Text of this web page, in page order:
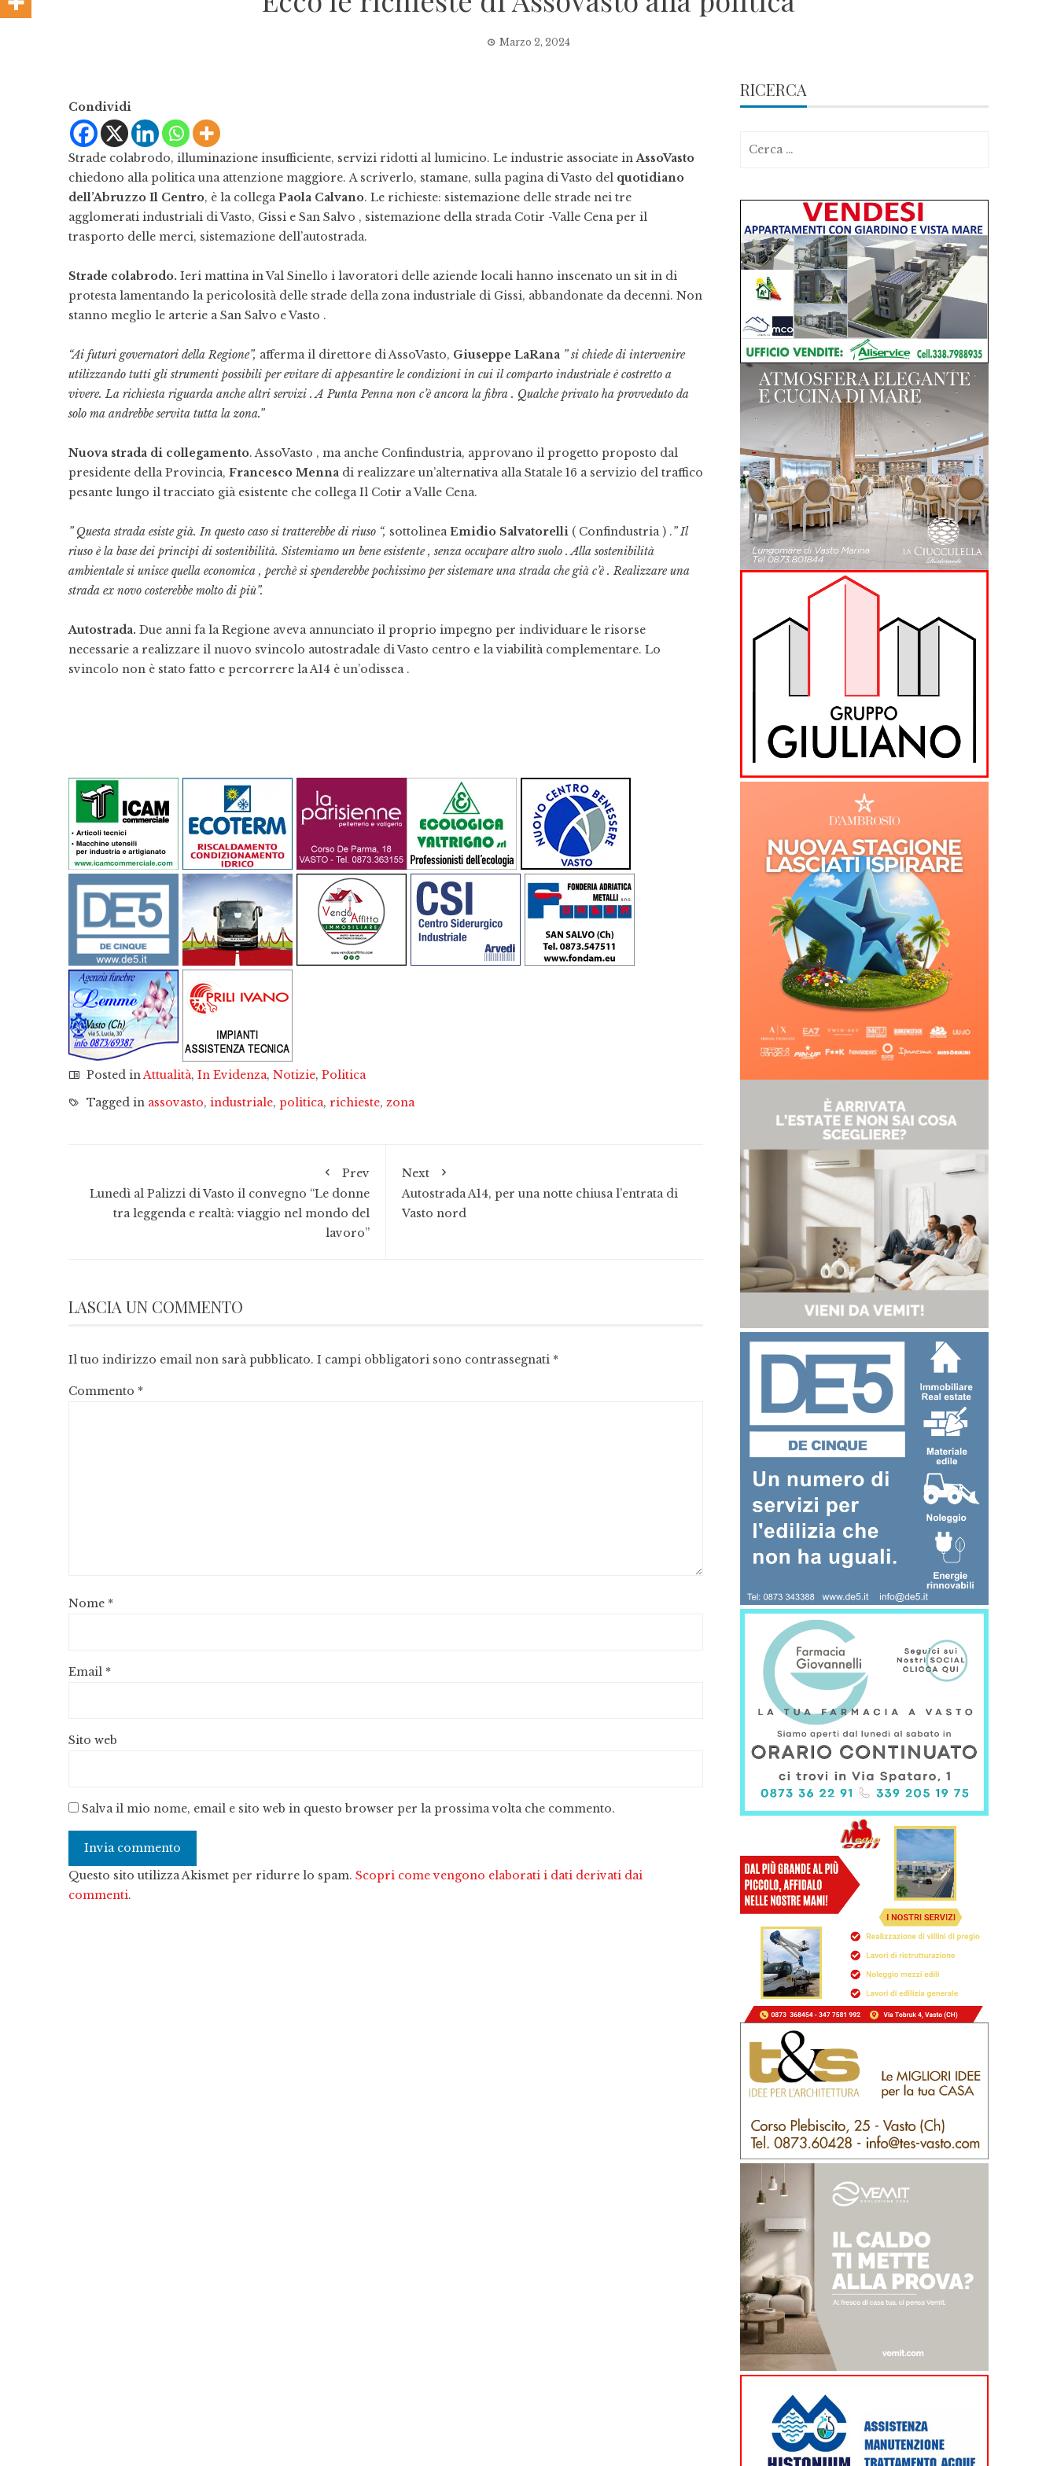
Marzo 2, 2024
Condividi
Strade colabrodo, illuminazione insufficiente, servizi ridotti al lumicino. Le industrie associate inAssoVasto
chiedono alla politica una attenzione maggiore. A scriverlo, stamane, sulla pagina di Vasto del quotidiano
dell’Abruzzo Il Centro, è la collegaPaola Calvano. Le richieste: sistemazione delle strade nei tre
agglomerati industriali di Vasto, Gissi e San Salvo , sistemazione della strada Cotir -Valle Cena per il
trasporto delle merci, sistemazione dell’autostrada.
Strade colabrodo. Ieri mattina in Val Sinello i lavoratori delle aziende locali hanno inscenato un sit in di
protesta lamentando la pericolosità delle strade della zona industriale di Gissi, abbandonate da decenni. Non
stanno meglio le arterie a San Salvo e Vasto .
“Ai futuri governatori della Regione”, afferma il direttore di AssoVasto, Giuseppe LaRana ” si chiede di intervenire
utilizzando tutti gli strumenti possibili per evitare di appesantire le condizioni in cui il comparto industriale è costretto a
vivere. La richiesta riguarda anche altri servizi . A Punta Penna non c’è ancora la fibra . Qualche privato ha provveduto da
solo ma andrebbe servita tutta la zona.”
Nuova strada di collegamento. AssoVasto , ma anche Confindustria, approvano il progetto proposto dal
presidente della Provincia, Francesco Menna di realizzare un’alternativa alla Statale 16 a servizio del traffico
pesante lungo il tracciato già esistente che collega Il Cotir a Valle Cena.
” Questa strada esiste già. In questo caso si tratterebbe di riuso “, sottolineaEmidio Salvatorelli ( Confindustria ) .” Il
riuso è la base dei principi di sostenibilità. Sistemiamo un bene esistente , senza occupare altro suolo . Alla sostenibilità
ambientale si unisce quella economica , perchè si spenderebbe pochissimo per sistemare una strada che già c’è . Realizzare una
strada ex novo costerebbe molto di più”.
Autostrada. Due anni fa la Regione aveva annunciato il proprio impegno per individuare le risorse
necessarie a realizzare il nuovo svincolo autostradale di Vasto centro e la viabilità complementare. Lo
svincolo non è stato fatto e percorrere la A14 è un’odissea .
Posted inAttualità, In Evidenza, Notizie, Politica
Tagged in assovasto, industriale, politica, richieste, zona
Prev
Lunedì al Palizzi di Vasto il convegno “Le donne
tra leggenda e realtà: viaggio nel mondo del
lavoro”
Next
Autostrada A14, per una notte chiusa l’entrata di
Vasto nord
LASCIA UN COMMENTO
Il tuo indirizzo email non sarà pubblicato. I campi obbligatori sono contrassegnati *
Commento *
Nome *
Email *
Sito web
Salva il mio nome, email e sito web in questo browser per la prossima volta che commento.
Questo sito utilizza Akismet per ridurre lo spam. Scopri come vengono elaborati i dati derivati dai
commenti.
RICERCA